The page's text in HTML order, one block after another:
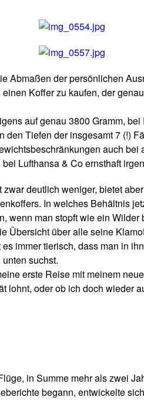
Abmaßen der persönlichen
Koffer zu kaufen, der
auf genau 3800 Gramm,
den Tiefen der insgesamt 7 (!)
auch bei
Lufthansa & Co ernsthaft
deutlich weniger, bietet
In welches Behältnis
wenn man stopft wie ein Wilder
Übersicht über alle seine
immer tierisch, dass man in
suchst.
erste Reise mit meinem
lohnt, oder ob ich doch wieder
in Summe mehr als zwei
begann, entwickelte